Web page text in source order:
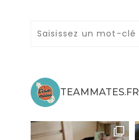
TEAMMATES.FR